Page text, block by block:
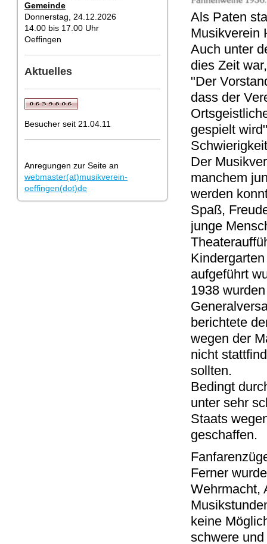
Gemeinde
Donnerstag, 24.12.2026
14.00 bis 17.00 Uhr
Oeffingen
Aktuelles
Besucher seit 21.04.11
Anregungen zur Seite an
webmaster(at)musikverein-
oeffingen(dot)de
Als Paten
Musikverein
Auch unter
dies Zeit
"Der
dass der
gespielt
Der
manchem
werden
Spaß,
junge
aufgeführt
1938
berichtete
wegen der
nicht
sollten.
Bedingt
unter sehr
Staats
geschaffen.
Ferner
Wehrmacht,
keine
schwere